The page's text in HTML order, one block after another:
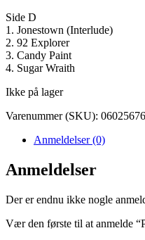
Side D
1. Jonestown (Interlude)
2. 92 Explorer
3. Candy Paint
4. Sugar Wraith
Ikke på lager
Varenummer (SKU):
Anmeldelser (0)
Anmeldelser
Der er endnu ikke nogle
Vær den første til at anmelde